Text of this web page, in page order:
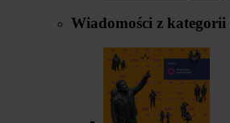
Wiadomości z kategorii